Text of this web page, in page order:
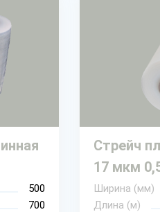
500
700
Стрейч
17 мкм
Ширина (мм)
Длина (м)